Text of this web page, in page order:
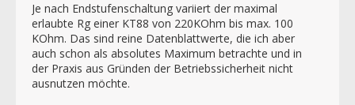
Je nach Endstufenschaltung variiert der maximal
erlaubte Rg einer KT88 von 220KOhm bis max. 100
KOhm. Das sind reine Datenblattwerte, die ich aber
auch schon als absolutes Maximum betrachte und in
der Praxis aus Gründen der Betriebssicherheit nicht
ausnutzen möchte.